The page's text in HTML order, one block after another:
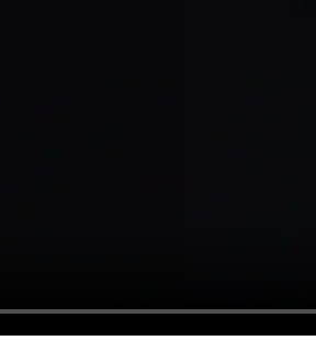
ミュートを解除する